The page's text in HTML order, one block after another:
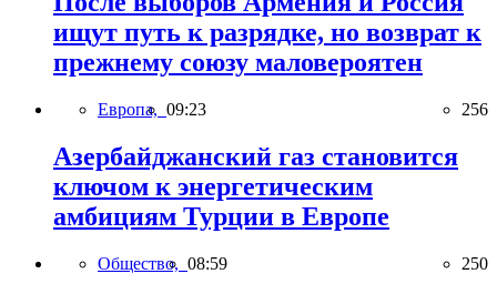
ищут путь к разрядке, но возврат к
прежнему союзу маловероятен
Европа, 09:23 256
Азербайджанский газ становится
ключом к энергетическим
амбициям Турции в Европе
Общество, 08:59 250